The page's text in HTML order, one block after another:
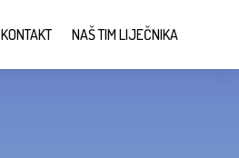
KONTAKT NAŠ TIM LIJEČNIKA